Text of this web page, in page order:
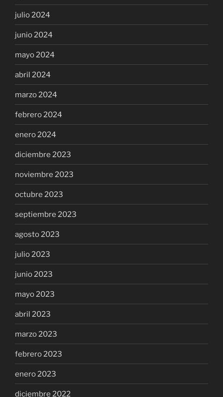
julio 2024
junio 2024
mayo 2024
abril 2024
marzo 2024
febrero 2024
enero 2024
diciembre 2023
noviembre 2023
octubre 2023
septiembre 2023
agosto 2023
julio 2023
junio 2023
mayo 2023
abril 2023
marzo 2023
febrero 2023
enero 2023
diciembre 2022